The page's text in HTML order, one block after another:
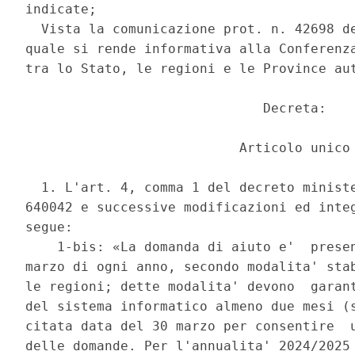
indicate;
Vista la comunicazione prot. n. 42698
quale si rende informativa alla
tra lo Stato, le regioni e le Province
                              Decreta:
Articolo
1. L'art. 4, comma 1 del decreto
640042 e successive modificazioni ed
segue:
1-bis: «La domanda di aiuto e'
marzo di ogni anno, secondo modalita'
le regioni; dette modalita' devono
del sistema informatico almeno due mesi
citata data del 30 marzo per consentire
delle domande. Per l'annualita' 2024/